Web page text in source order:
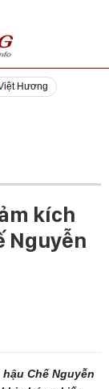
Hương
kích
Nguyễn
Chế Nguyễn